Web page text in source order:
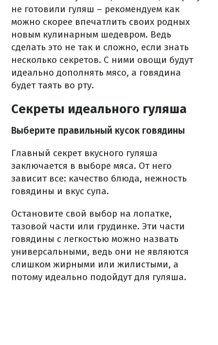
не готовили гуляш – рекомендуем как
можно скорее впечатлить своих родных
новым кулинарным шедевром. Ведь
сделать это не так и сложно, если знать
несколько секретов. С ними овощи будут
идеально дополнять мясо, а говядина
будет таять во рту.
Секреты идеального гуляша
Выберите правильный кусок говядины
Главный секрет вкусного гуляша
заключается в выборе мяса. От него
зависит все: качество блюда, нежность
говядины и вкус супа.
Остановите свой выбор на лопатке,
тазовой части или грудинке. Эти части
говядины с легкостью можно назвать
универсальными, ведь они не являются
слишком жирными или жилистыми, а
потому идеально подойдут для гуляша.